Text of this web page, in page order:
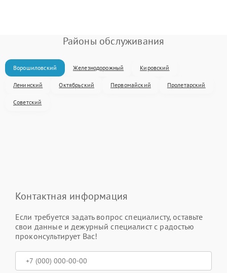
Районы обслуживания
Ворошиловский Железнодорожный Кировский
Ленинский Октябрьский Первомайский Пролетарский
Советский
Контактная информация
Если требуется задать вопрос специалисту, оставьте
свои данные и дежурный специалист с радостью
проконсультирует Вас!